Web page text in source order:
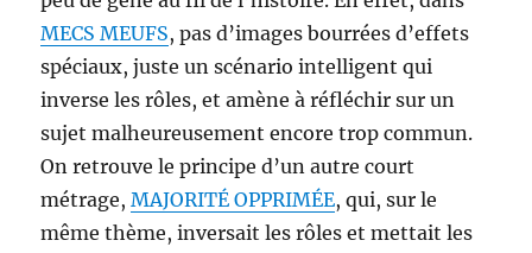
MECS MEUFS, pas d’images bourrées d’effets
spéciaux, juste un scénario intelligent qui
inverse les rôles, et amène à réfléchir sur un
sujet malheureusement encore trop commun.
On retrouve le principe d’un autre court
métrage,MAJORITÉ OPPRIMÉE, qui, sur le
même thème, inversait les rôles et mettait les